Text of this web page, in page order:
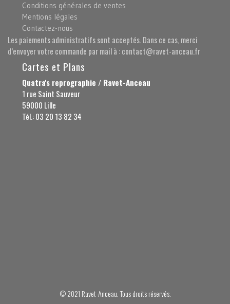
Conditions générales de ventes
Mentions légales
Contactez-nous
Les paiements administratifs sont acceptés. Dans ce cas, merci
d’envoyer votre commande par mail à : contact@ravet-anceau.fr
Cartes et Plans
Quatra's reprographie / Ravet-Anceau
1 rue Saint Sauveur
59000 Lille
Tél.: 03 20 13 82 34
© 2021 Ravet-Anceau. Tous droits réservés.